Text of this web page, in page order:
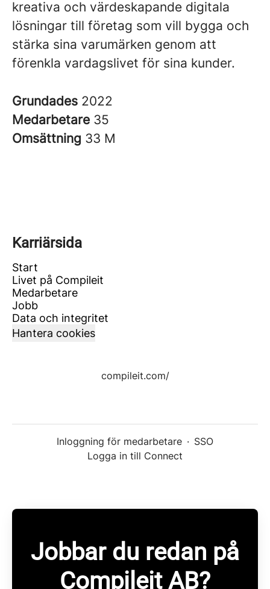
kreativa och värdeskapande digitala
lösningar till företag som vill bygga och
stärka sina varumärken genom att
förenkla vardagslivet för sina kunder.
Grundades 2022
Medarbetare 35
Omsättning 33 M
Karriärsida
Start
Livet på Compileit
Medarbetare
Jobb
Data och integritet
Hantera cookies
compileit.com/
Inloggning för medarbetare · SSO
Logga in till Connect
Jobbar du redan på
Compileit AB?